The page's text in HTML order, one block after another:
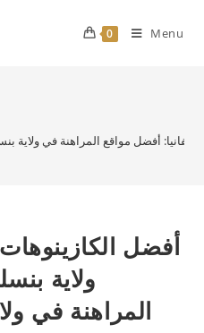
0 Menu
أفضل مواقع المراهنة في ولاية
أفضل
ولاية
المراهنة في ولاية